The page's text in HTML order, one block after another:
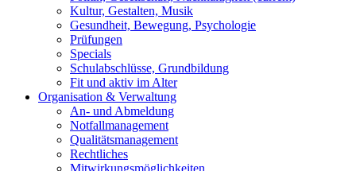
Kultur, Gestalten, Musik
Gesundheit, Bewegung, Psychologie
Prüfungen
Specials
Schulabschlüsse, Grundbildung
Fit und aktiv im Alter
Organisation & Verwaltung
An- und Abmeldung
Notfallmanagement
Qualitätsmanagement
Rechtliches
Mitwirkungsmöglichkeiten